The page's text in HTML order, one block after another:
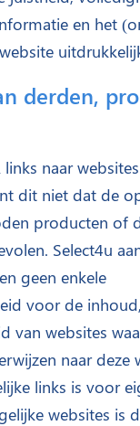
en het
derden,
links naar
dit niet dat de
producten of
Select4u
geen enkele
voor de
van websites
naar deze
links is voor
websites is